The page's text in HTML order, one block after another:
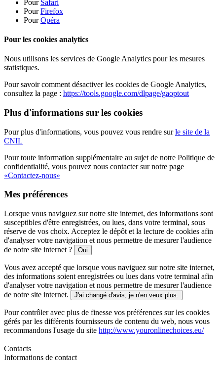
Pour Safari
PourFirefox
PourOpéra
Pour les cookies analytics
Nous utilisons les services de Google Analytics pour les mesures
statistiques.
Pour savoir comment désactiver les cookies de Google Analytics,
consultez la page : https://tools.google.com/dlpage/gaoptout
Plus d'informations sur les cookies
Pour plus d'informations, vous pouvez vous rendre surle site de la
CNIL
Pour toute information supplémentaire au sujet de notre Politique de
confidentialité, vous pouvez nous contacter sur notre page
«Contactez-nous»
Mes préférences
Lorsque vous naviguez sur notre site internet, des informations sont
susceptibles d'être enregistrées, ou lues, dans votre terminal, sous
réserve de vos choix. Acceptez le dépôt et la lecture de cookies afin
d'analyser votre navigation et nous permettre de mesurer l'audience
de notre site internet ?
Oui
Vous avez accepté que lorsque vous naviguez sur notre site internet,
des informations soient enregistrées ou lues dans votre terminal afin
d'analyser votre navigation et nous permettre de mesurer l'audience
de notre site internet.
J'ai changé d'avis, je n'en veux plus.
Pour contrôler avec plus de finesse vos préférences sur les cookies
gérés par les différents fournisseurs de contenu du web, nous vous
recommandons l'usage du site http://www.youronlinechoices.eu/
Contacts
Informations de contact